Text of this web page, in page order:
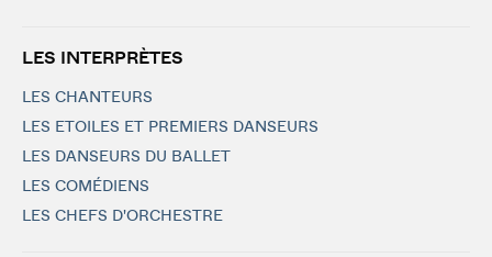
LES INTERPRÈTES
LES CHANTEURS
LES ETOILES ET PREMIERS DANSEURS
LES DANSEURS DU BALLET
LES COMÉDIENS
LES CHEFS D'ORCHESTRE